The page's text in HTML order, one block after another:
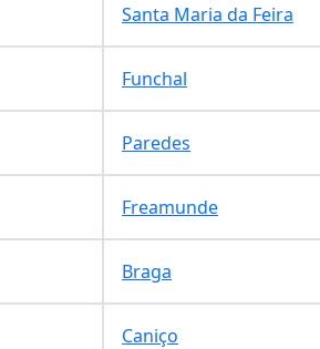
Santa Maria da Feira
Funchal
Paredes
Freamunde
Braga
Caniço